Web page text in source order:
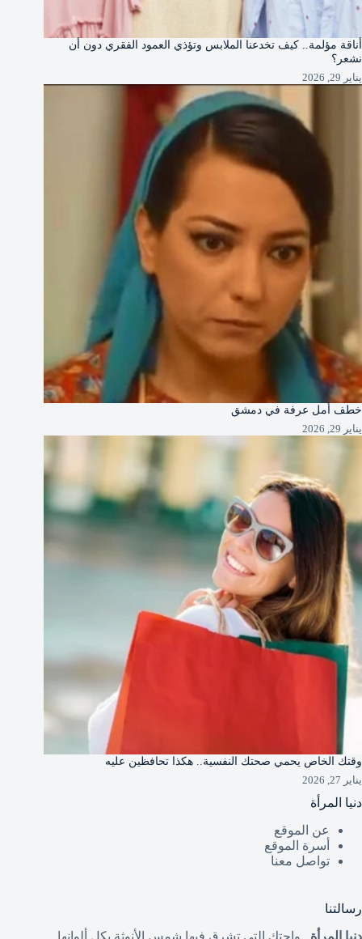
أناقة مؤلمة.. كيف تخدعنا الملابس وتؤذي العمود الفقري دون أن
نشعر؟
يناير 29, 2026
خطف أمل عرفة في دمشق
يناير 29, 2026
وقتك الخاص يحمي صحتك النفسية.. هكذا تحافظين عليه
يناير 27, 2026
دنيا المرأة
عن الموقع
أسرة الموقع
تواصل معنا
رسالتنا
دنيا المرأة .. واحتكِ التي تشرق فيها شمس الأنوثة بكل ألوانها.